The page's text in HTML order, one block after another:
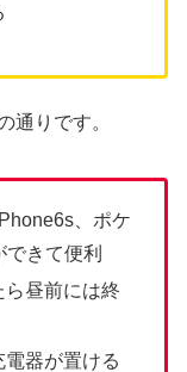
通りです。
、ポケ
きて便利
昼前には終
器が置ける